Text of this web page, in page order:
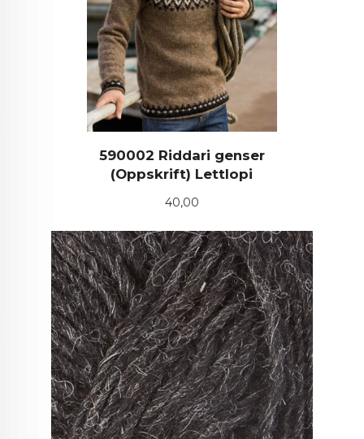
590002 Riddari genser
(Oppskrift) Lettlopi
Pris
40,00